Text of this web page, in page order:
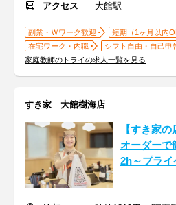
アクセス
大館駅
副業・Ｗワーク歓迎
短期（1ヶ月以内
在宅ワーク・内職
シフト自由・自己申
家庭教師のトライの求人一覧を見る
すき家 大館樹海店
【すき家
オーダー
2h～プラ